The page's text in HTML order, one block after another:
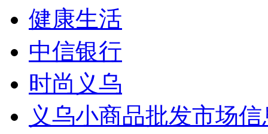
健康生活
中信银行
时尚义乌
义乌小商品批发市场